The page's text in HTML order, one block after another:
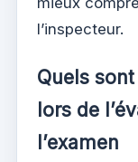
l’inspecteur.
Quels
lors de
l’examen